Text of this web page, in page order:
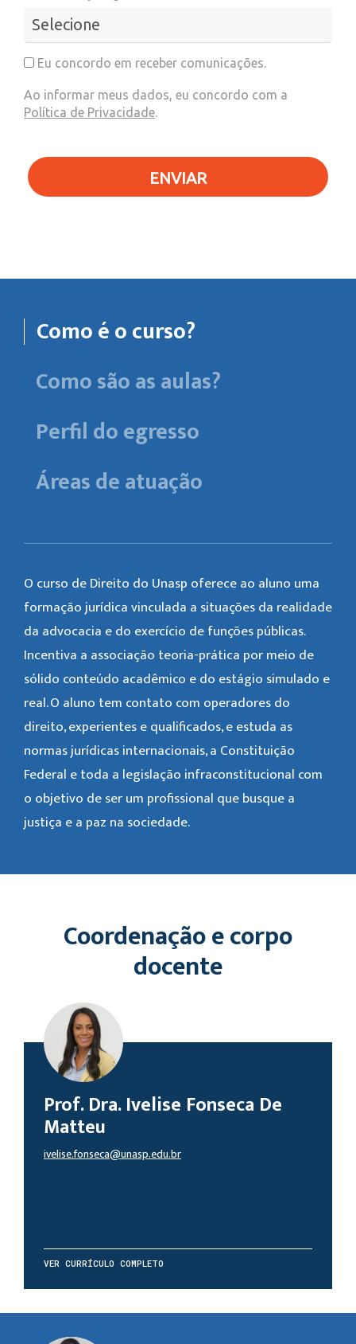
Eu concordo em receber comunicações.
Ao informar meus dados, eu concordo com a
Política de Privacidade.
ENVIAR
Como é o curso?
Como são as aulas?
Perfil do egresso
Áreas de atuação
O curso de Direito do Unasp oferece ao aluno uma
formação jurídica vinculada a situações da realidade
da advocacia e do exercício de funções públicas.
Incentiva a associação teoria-prática por meio de
sólido conteúdo acadêmico e do estágio simulado e
real. O aluno tem contato com operadores do
direito, experientes e qualificados, e estuda as
normas jurídicas internacionais, a Constituição
Federal e toda a legislação infraconstitucional com
o objetivo de ser um profissional que busque a
justiça e a paz na sociedade.
Coordenação e corpo
docente
Prof. Dra. Ivelise Fonseca De
Matteu
ivelise.fonseca@unasp.edu.br
VER CURRÍCULO COMPLETO